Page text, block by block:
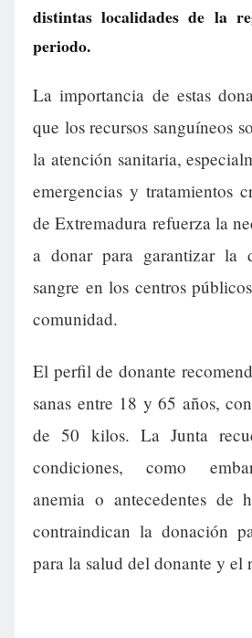
distintas localidades de la
periodo.
La importancia de estas
que los recursos sanguíneos
la atención sanitaria,
emergencias y tratamientos
de Extremadura refuerza la
a donar para garantizar la
sangre en los centros
comunidad.
El perfil de donante
sanas entre 18 y 65 años,
de 50 kilos. La Junta
condiciones, como
anemia o antecedentes de
contraindican la donación
para la salud del donante y el